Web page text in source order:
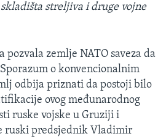
streljiva i druge vojne
pozvala zemlje NATO saveza da
o konvencionalnim
odbija priznati da postoji bilo
ovog međunarodnog
ruske vojske u Gruziji i
ruski predsjednik Vladimir